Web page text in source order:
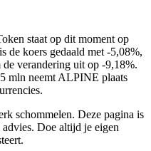
staat op dit moment op
de koers gedaald met -5,08%,
verandering uit op -9,18%.
mln neemt ALPINE plaats
schommelen. Deze pagina is
Doe altijd je eigen